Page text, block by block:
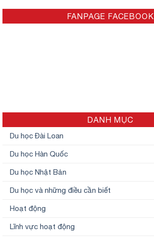
FANPAGE FACEBOOK
DANH MỤC
Du học Đài Loan
Du học Hàn Quốc
Du học Nhật Bản
Du học và những điều cần biết
Hoạt động
Lĩnh vực hoạt động